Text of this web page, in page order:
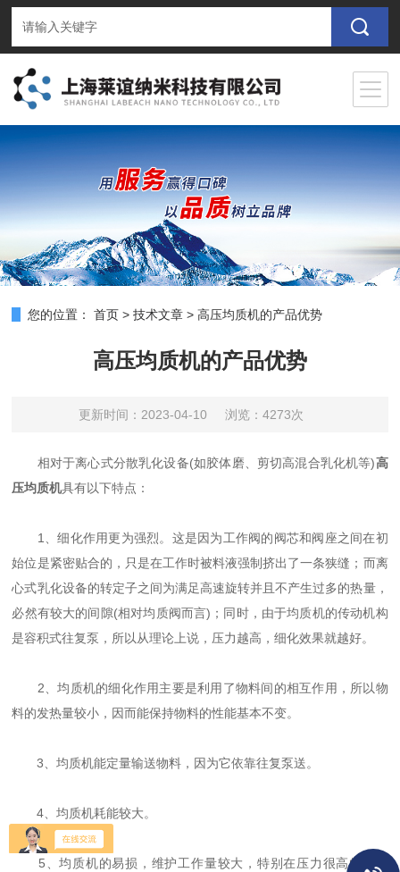
您的位置： 首页 >技术文章 >高压均质机的产品优势
高压均质机的产品优势
更新时间：2023-04-10 浏览：4273次
相对于离心式分散乳化设备(如胶体磨、剪切高混合乳化机等)高
压均质机具有以下特点：
1、细化作用更为强烈。这是因为工作阀的阀芯和阀座之间在初
始位是紧密贴合的，只是在工作时被料液强制挤出了一条狭缝；而离
心式乳化设备的转定子之间为满足高速旋转并且不产生过多的热量，
必然有较大的间隙(相对均质阀而言)；同时，由于均质机的传动机构
是容积式往复泵，所以从理论上说，压力越高，细化效果就越好。
2、均质机的细化作用主要是利用了物料间的相互作用，所以物
料的发热量较小，因而能保持物料的性能基本不变。
3、均质机能定量输送物料，因为它依靠往复泵送。
4、均质机耗能较大。
5、均质机的易损，维护工作量较大，特别在压力很高的情况